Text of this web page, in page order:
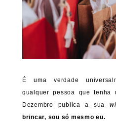
É uma verdade
qualquer pessoa que tenha
Dezembro publica a sua
brincar, sou só mesmo eu.